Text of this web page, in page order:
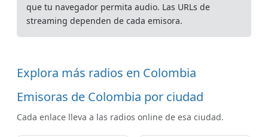
que tu navegador permita audio. Las URLs de
streaming dependen de cada emisora.
Explora más radios en Colombia
Emisoras de Colombia por ciudad
Cada enlace lleva a las radios online de esa ciudad.